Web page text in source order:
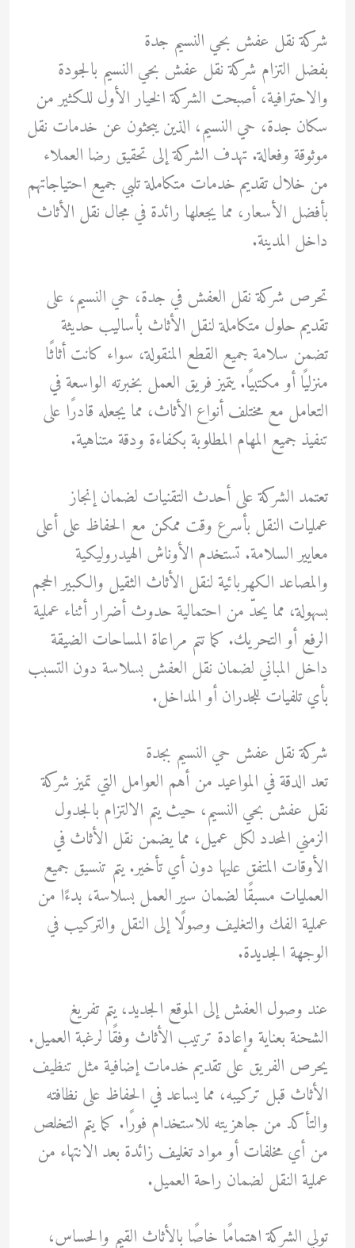
شركة نقل عفش بحي النسيم جدة
بفضل التزام شركة نقل عفش بحي النسيم بالجودة
والاحترافية، أصبحت الشركة الخيار الأول للكثير من
سكان جدة، حي النسيم، الذين يبحثون عن خدمات نقل
موثوقة وفعالة. تهدف الشركة إلى تحقيق رضا العملاء
من خلال تقديم خدمات متكاملة تلبي جميع احتياجاتهم
بأفضل الأسعار، مما يجعلها رائدة في مجال نقل الأثاث
داخل المدينة.
تحرص شركة نقل العفش في جدة، حي النسيم، على
تقديم حلول متكاملة لنقل الأثاث بأساليب حديثة
تضمن سلامة جميع القطع المنقولة، سواء كانت أثاثًا
منزليًا أو مكتبيًا. يتميز فريق العمل بخبرته الواسعة في
التعامل مع مختلف أنواع الأثاث، مما يجعله قادرًا على
تنفيذ جميع المهام المطلوبة بكفاءة ودقة متناهية.
تعتمد الشركة على أحدث التقنيات لضمان إنجاز
عمليات النقل بأسرع وقت ممكن مع الحفاظ على أعلى
معايير السلامة. تستخدم الأوناش الهيدروليكية
والمصاعد الكهربائية لنقل الأثاث الثقيل والكبير الحجم
بسهولة، مما يحدّ من احتمالية حدوث أضرار أثناء عملية
الرفع أو التحريك. كما تتم مراعاة المساحات الضيقة
داخل المباني لضمان نقل العفش بسلاسة دون التسبب
بأي تلفيات للجدران أو المداخل.
شركة نقل عفش حي النسيم بجدة
تعد الدقة في المواعيد من أهم العوامل التي تميز شركة
نقل عفش بحي النسيم، حيث يتم الالتزام بالجدول
الزمني المحدد لكل عميل، مما يضمن نقل الأثاث في
الأوقات المتفق عليها دون أي تأخير. يتم تنسيق جميع
العمليات مسبقًا لضمان سير العمل بسلاسة، بدءًا من
عملية الفك والتغليف وصولًا إلى النقل والتركيب في
الوجهة الجديدة.
عند وصول العفش إلى الموقع الجديد، يتم تفريغ
الشحنة بعناية وإعادة ترتيب الأثاث وفقًا لرغبة العميل.
يحرص الفريق على تقديم خدمات إضافية مثل تنظيف
الأثاث قبل تركيبه، مما يساعد في الحفاظ على نظافته
والتأكد من جاهزيته للاستخدام فورًا. كما يتم التخلص
من أي مخلفات أو مواد تغليف زائدة بعد الانتهاء من
عملية النقل لضمان راحة العميل.
تولي الشركة اهتمامًا خاصًا بالأثاث القيم والحساس،